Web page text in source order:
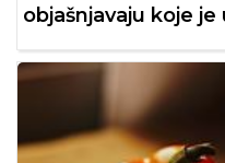
objašnjavaju koje je